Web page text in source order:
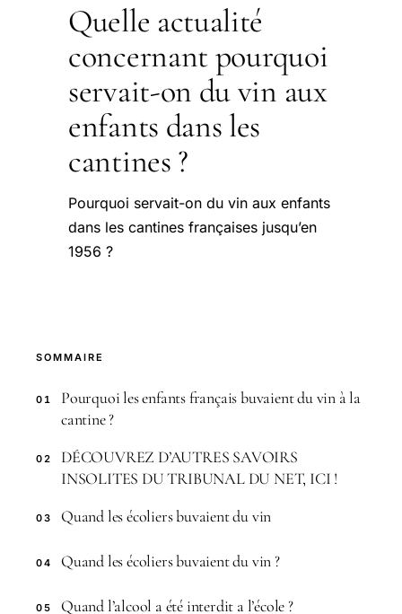
Quelle actualité
concernant pourquoi
servait-on du vin aux
enfants dans les
cantines ?
Pourquoi servait-on du vin aux enfants
dans les cantines françaises jusqu’en
1956 ?
SOMMAIRE
01
Pourquoi les enfants français buvaient du vin à la
cantine ?
02
DÉCOUVREZ D’AUTRES SAVOIRS
INSOLITES DU TRIBUNAL DU NET, ICI !
03 Quand les écoliers buvaient du vin
04 Quand les écoliers buvaient du vin ?
05 Quand l’alcool a été interdit a l’école ?